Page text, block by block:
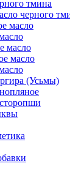
тмина
черного
масло
масло
масло
(Усьмы)